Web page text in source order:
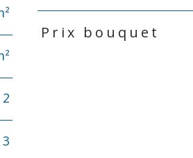
2
3
Prix bouquet